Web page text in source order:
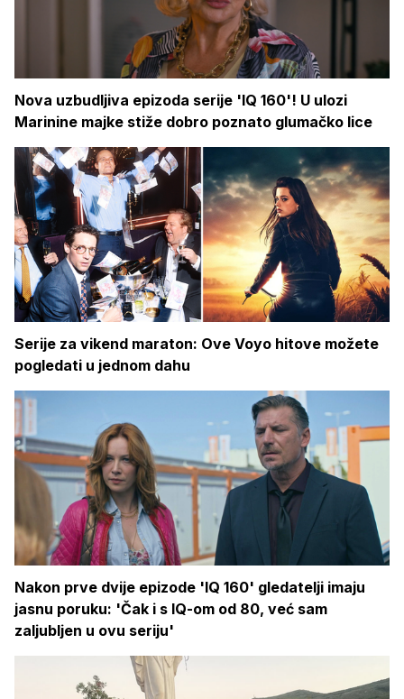
Nova uzbudljiva epizoda serije 'IQ 160'! U ulozi
Marinine majke stiže dobro poznato glumačko lice
Serije za vikend maraton: Ove Voyo hitove možete
pogledati u jednom dahu
Nakon prve dvije epizode 'IQ 160' gledatelji imaju
jasnu poruku: 'Čak i s IQ-om od 80, već sam
zaljubljen u ovu seriju'